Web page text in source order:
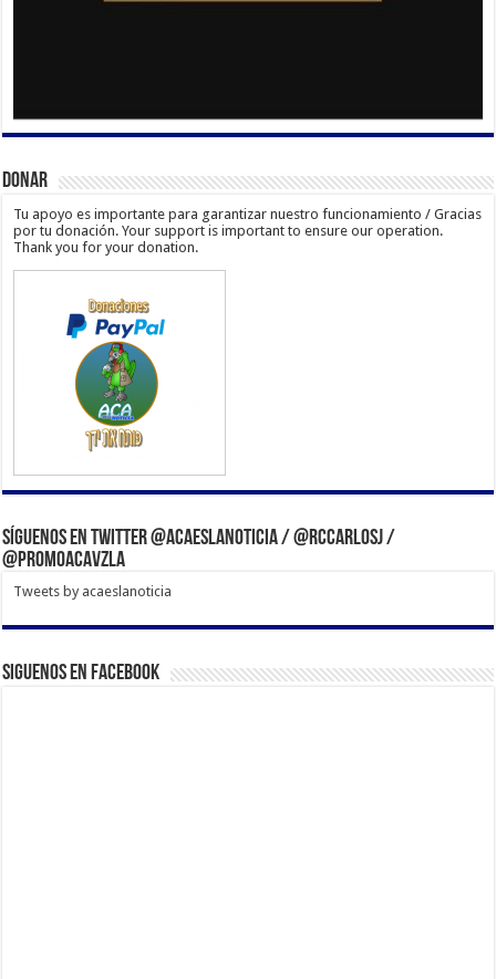
Donar
Tu apoyo es importante para garantizar nuestro funcionamiento / Gracias
por tu donación. Your support is important to ensure our operation.
Thank you for your donation.
Síguenos en Twitter @acaeslanoticia / @rccarlosj /
@PromoACAVzla
Tweets by acaeslanoticia
Siguenos en Facebook